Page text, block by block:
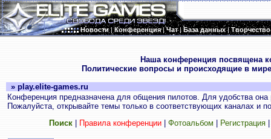
Новости|Конференция|Чат|База данных|Творчество
Наша конференция посвящена
Политические вопросы и происходящие в
» play.elite-games.ru
Конференция предназначена для общения пилотов. Для удобства
Пожалуйста, открывайте темы только в соответствующих каналах и
Поиск| Правила конференции| Фотоальбом Регистрация